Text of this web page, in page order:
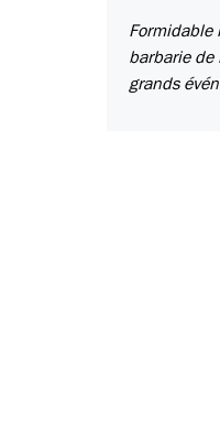
Formidable
barbarie de
grands